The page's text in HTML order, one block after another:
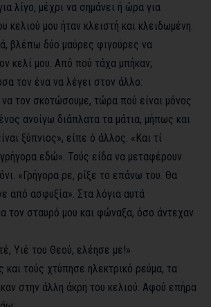
λίγο, μέχρι να σημάνει ή ώρα για
κελιού μου ήταν κλειστή και κλειδωμένη.
βλέπω δύο μαύρες φιγούρες να
κελί μου. Από πού τάχα μπήκαν;
τον ένα να λέγει στον άλλο:
τον σκοτώσουμε, τώρα πού είναι μόνος
ανοίγω διάπλατα τα μάτια, μήπως και
ξύπνιος», είπε ό άλλος. «Και τί
εδώ». Τούς είδα να μεταφέρουν
«Γρήγορα ρε, ρίξε το επάνω του. Θα
από ασφυξία». Στα λόγια αυτά
τον σταυρό μου και φώναξα, όσο άντεχαν
Υιέ του Θεού, ελέησε με!»
και τούς χτύπησε ηλεκτρικό ρεύμα, τα
στην άλλη άκρη του κελιού. Αφού επήρα